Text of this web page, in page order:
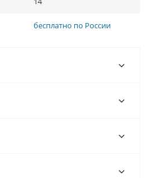
бесплатно по России